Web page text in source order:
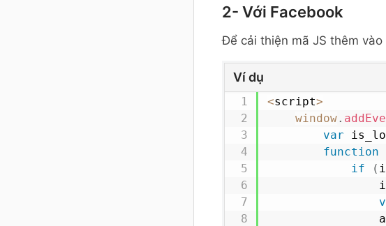
}
window.
})
)
2- Với Facebook
Để cải thiện mã JS thêm
Ví dụ
<script>
window.
var
function
if
(